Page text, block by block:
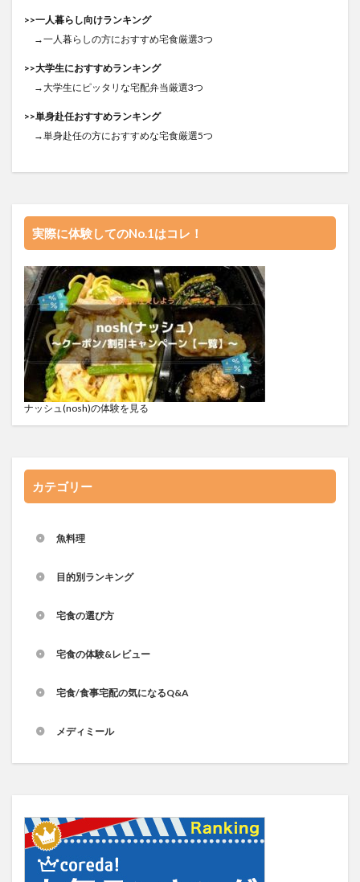
>>一人暮らし向けランキング
→一人暮らしの方におすすめ宅食厳選3つ
>>大学生におすすめランキング
→大学生にピッタリな宅配弁当厳選3つ
>>単身赴任おすすめランキング
→単身赴任の方におすすめな宅食厳選5つ
実際に体験してのNo.1はコレ！
ナッシュ(nosh)の体験を見る
カテゴリー
魚料理
目的別ランキング
宅食の選び方
宅食の体験&レビュー
宅食/食事宅配の気になるQ&A
メディミール